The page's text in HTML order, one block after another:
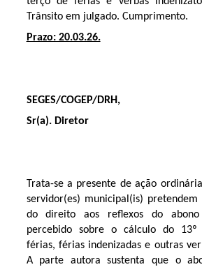
Trânsito em julgado. Cumprimento.
Prazo: 20.03.26.
SEGES/COGEP/DRH,
Sr(a). Diretor
Trata-se a presente de ação
servidor(es) municipal(is)
do direito aos reflexos do abono
percebido sobre o cálculo do
férias, férias indenizadas e outras
A parte autora sustenta que o